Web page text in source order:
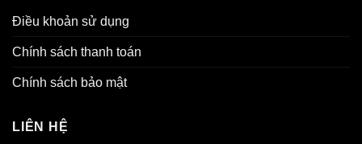
Điều khoản sử dụng
Chính sách thanh toán
Chính sách bảo mật
LIÊN HỆ